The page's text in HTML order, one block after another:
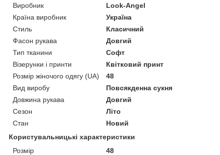
Виробник
Look-Angel
Країна виробник
Україна
Стиль
Класичний
Фасон рукава
Довгий
Тип тканини
Софт
Візерунки і принти
Квітковий принт
Розмір жіночого одягу (UA)
48
Вид виробу
Повсякденна сукня
Довжина рукава
Довгий
Сезон
Літо
Стан
Новий
Користувальницькі характеристики
Розмір
48